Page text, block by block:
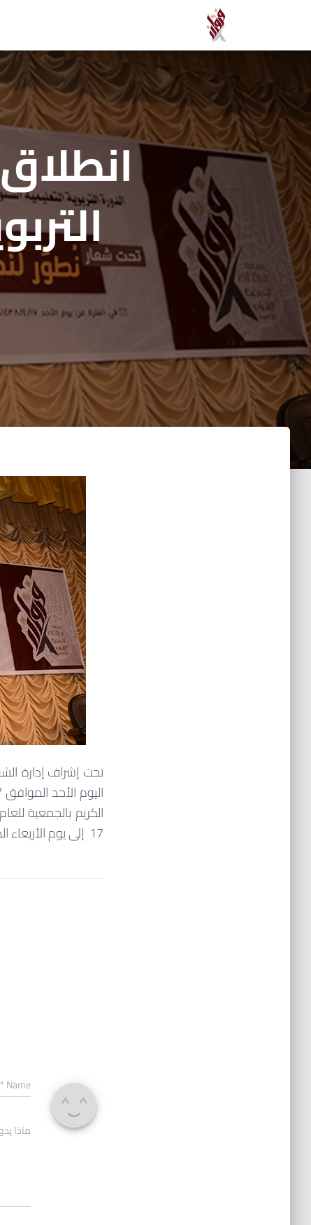
تحت إشراف إدارة
17 إلى يوم الأربعاء الموافق 27 / 4 / 1438 هـ ) بمقر الجمعية.
Name
*
ماذا